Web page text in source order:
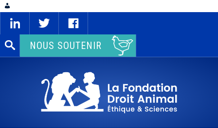
Rechercher :NOUS SOUTENIR